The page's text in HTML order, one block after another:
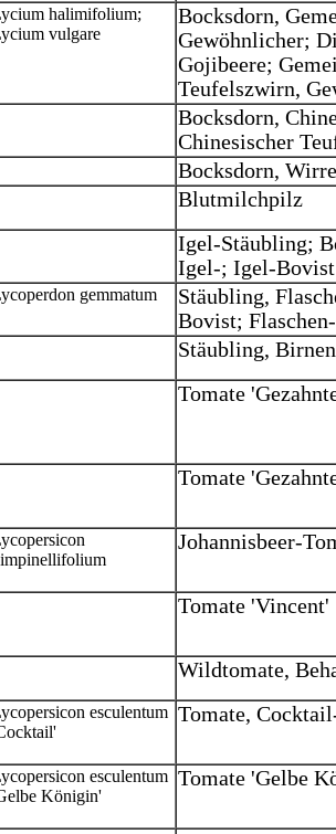
halimifolium;
vulgare
Bocksdorn,
Gewöhnlicher;
Gojibeere;
Teufelszwirn,
Bocksdorn,
Chinesischer
Bocksdorn,
Blutmilchpilz
Igel-Stäubling;
Igel-; Igel-
gemmatum
Stäubling,
Bovist;
Stäubling,
Tomate
Tomate
Johannisbeer-
Tomate 'Vincent'
Wildtomate,
esculentum Tomate,
esculentum
Königin'
Tomate 'Gelbe